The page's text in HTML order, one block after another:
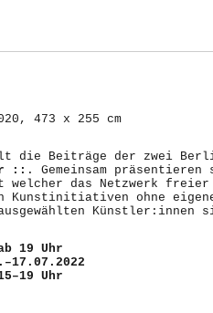
473 x 255 cm
die Beiträge der zwei
:: . Gemeinsam
welcher das Netzwerk
Kunstinitiativen ohne
Künstler:innen
19 Uhr
Uhr